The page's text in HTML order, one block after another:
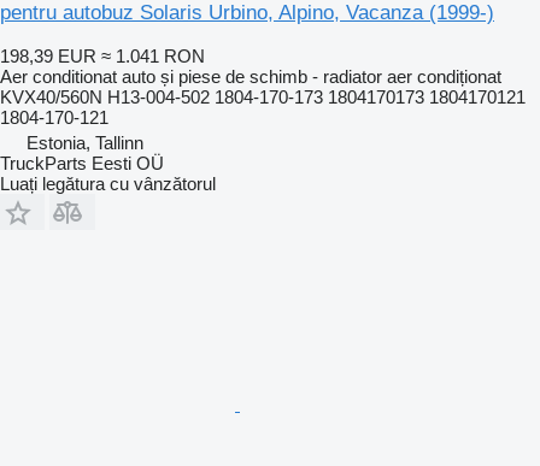
pentru autobuz Solaris Urbino, Alpino, Vacanza (1999-)
198,39 EUR ≈ 1.041 RON
Aer conditionat auto și piese de schimb - radiator aer condiționat
KVX40/560N H13-004-502 1804-170-173 1804170173 1804170121
1804-170-121
Estonia, Tallinn
TruckParts Eesti OÜ
Luați legătura cu vânzătorul